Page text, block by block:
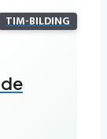
TIM-BILDING